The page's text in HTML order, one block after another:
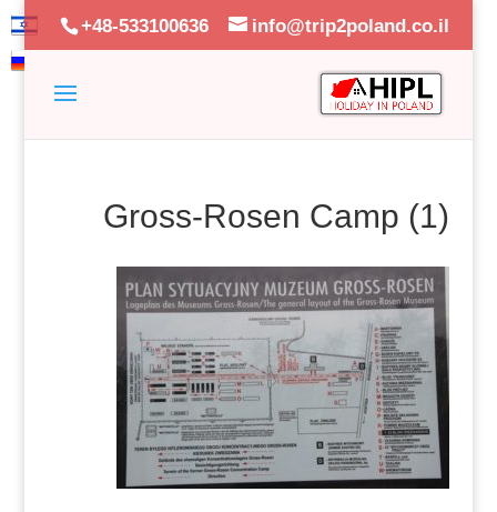
+48-533100636 info@trip2poland.co.il
Gross-Rosen Camp (1)